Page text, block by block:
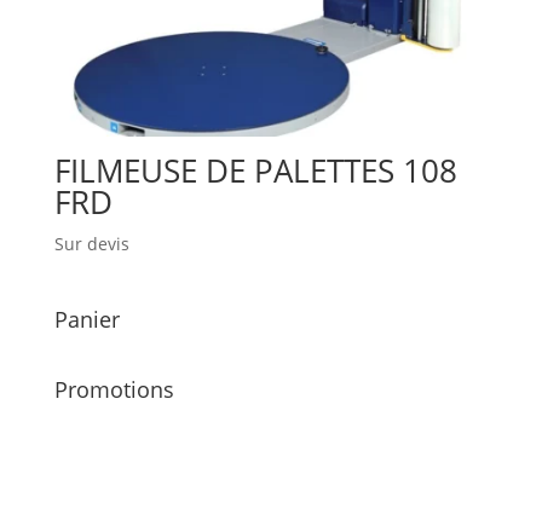
FILMEUSE DE PALETTES 108
FRD
Sur devis
Panier
Promotions